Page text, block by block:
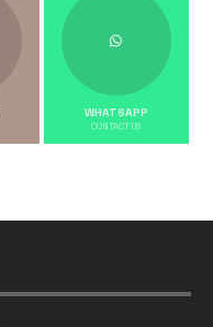
WHATSAPP
CONTACT US